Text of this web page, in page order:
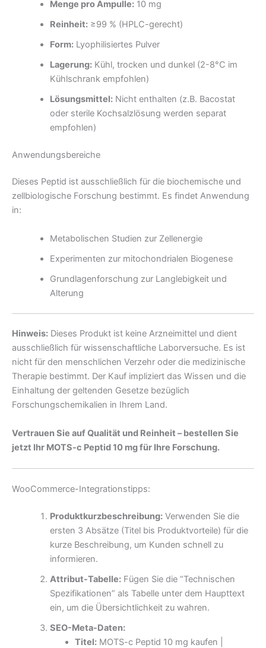
Menge pro Ampulle:10 mg
Reinheit:≥99 % (HPLC-gerecht)
Form:Lyophilisiertes Pulver
Lagerung:Kühl, trocken und dunkel (2-8°C im
Kühlschrank empfohlen)
Lösungsmittel:Nicht enthalten (z.B. Bacostat
oder sterile Kochsalzlösung werden separat
empfohlen)
Anwendungsbereiche
Dieses Peptid ist ausschließlich für die biochemische und
zellbiologische Forschung bestimmt. Es findet Anwendung
in:
Metabolischen Studien zur Zellenergie
Experimenten zur mitochondrialen Biogenese
Grundlagenforschung zur Langlebigkeit und
Alterung
Hinweis: Dieses Produkt ist keine Arzneimittel und dient
ausschließlich für wissenschaftliche Laborversuche. Es ist
nicht für den menschlichen Verzehr oder die medizinische
Therapie bestimmt. Der Kauf impliziert das Wissen und die
Einhaltung der geltenden Gesetze bezüglich
Forschungschemikalien in Ihrem Land.
Vertrauen Sie auf Qualität und Reinheit – bestellen Sie
jetzt Ihr MOTS-c Peptid 10 mg für Ihre Forschung.
WooCommerce-Integrationstipps:
Produktkurzbeschreibung:Verwenden Sie die
ersten 3 Absätze (Titel bis Produktvorteile) für die
kurze Beschreibung, um Kunden schnell zu
informieren.
Attribut-Tabelle:Fügen Sie die “Technischen
Spezifikationen” als Tabelle unter dem Haupttext
ein, um die Übersichtlichkeit zu wahren.
SEO-Meta-Daten:
Titel:MOTS-c Peptid 10 mg kaufen |